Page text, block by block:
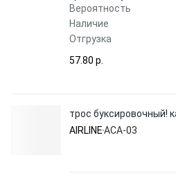
Вероятность
Наличие
Отгрузка
57.80 p.
трос буксировочный!
AIRLINEACA-03